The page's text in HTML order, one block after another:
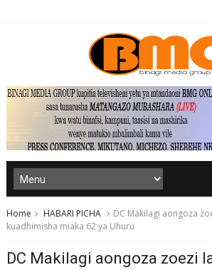
Home HABARI PICHA
DC Makilagi aongoza
kuadhimisha miaka 62 ya Uhuru
DC Makilagi aongoza zoezi